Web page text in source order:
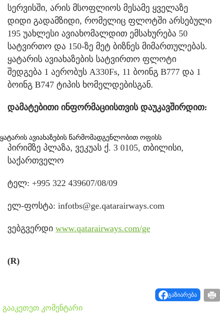
სერვისში, არის მსოფლიოს მესამე ყველაზე
დიდი გადამზიდი, რომელიც ფლოტში არსებული
195 უახლესი ავიახომალდით ემსახურება 50
სატვირთო და 150-ზე მეტ ბიზნეს მიმართულებას.
ყატარის ავიახაზების სატვირთო ფლოტი
შედგება 1 აერობუს A330Fs, 11 ბოინგ B777 და 1
ბოინგ B747 ტიპის ხომელდებისგან.
დამატებითი ინფორმაციისთვის დაუკავშირდით:
ყატარის ავიახაზების წარმომადგენლობით ოფისს
პირიმზე პლაზა, ვეკუას ქ. 3 0105, თბილისი,
საქართველო
ტელ: +995 322 439607/08/09
ელ-ფოსტა: infotbs@ge.qatarairways.com
ვებგვერდი www.qatarairways.com/ge
(R)
გაზიარება
გააკეთეთ კომენტარი